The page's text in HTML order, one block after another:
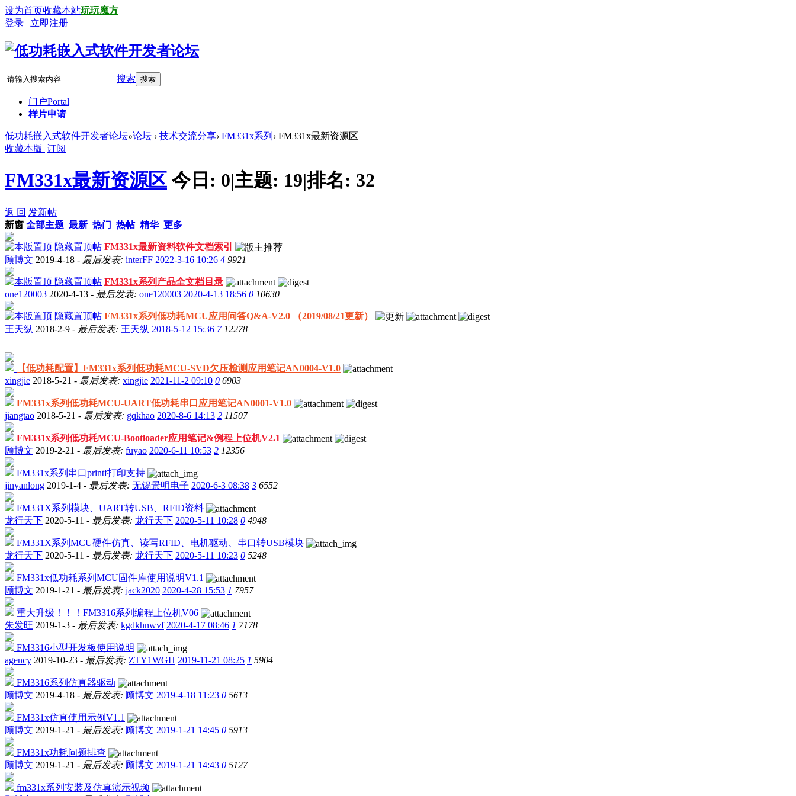
设为首页收藏本站玩玩魔方
登录 | 立即注册
搜索 搜索
门户Portal
样片申请
低功耗嵌入式软件开发者论坛»论坛 › 技术交流分享› FM331x系列 › FM331x最新资源区
收藏本版 |订阅
FM331x最新资源区 今日: 0|主题: 19|排名: 32
返 回 发新帖
新窗 全部主题 最新 热门 热帖 精华 更多
隐藏置顶帖 FM331x最新资料软件文档索引
顾博文 2019-4-18 - 最后发表: interFF 2022-3-16 10:26 4 9921
隐藏置顶帖 FM331x系列产品全文档目录
one120003 2020-4-13 - 最后发表: one120003 2020-4-13 18:56 0 10630
隐藏置顶帖 FM331x系列低功耗MCU应用问答Q&A-V2.0 （2019/08/21更新）
王天纵 2018-2-9 - 最后发表: 王天纵 2018-5-12 15:36 7 12278
【低功耗配置】FM331x系列低功耗MCU-SVD欠压检测应用笔记AN0004-V1.0
xingjie 2018-5-21 - 最后发表: xingjie 2021-11-2 09:10 0 6903
FM331x系列低功耗MCU-UART低功耗串口应用笔记AN0001-V1.0
jiangtao 2018-5-21 - 最后发表: gqkhao 2020-8-6 14:13 2 11507
FM331x系列低功耗MCU-Bootloader应用笔记&例程上位机V2.1
顾博文 2019-2-21 - 最后发表: fuyao 2020-6-11 10:53 2 12356
FM331x系列串口printf打印支持
jinyanlong 2019-1-4 - 最后发表: 无锡景明电子 2020-6-3 08:38 3 6552
FM331X系列模块、UART转USB、RFID资料
龙行天下 2020-5-11 - 最后发表: 龙行天下 2020-5-11 10:28 0 4948
FM331X系列MCU硬件仿真、读写RFID、电机驱动、串口转USB模块
龙行天下 2020-5-11 - 最后发表: 龙行天下 2020-5-11 10:23 0 5248
FM331x低功耗系列MCU固件库使用说明V1.1
顾博文 2019-1-21 - 最后发表: jack2020 2020-4-28 15:53 1 7957
重大升级！！！FM3316系列编程上位机V06
朱发旺 2019-1-3 - 最后发表: kgdkhnwvf 2020-4-17 08:46 1 7178
FM3316小型开发板使用说明
agency 2019-10-23 - 最后发表: ZTY1WGH 2019-11-21 08:25 1 5904
FM3316系列仿真器驱动
顾博文 2019-4-18 - 最后发表: 顾博文 2019-4-18 11:23 0 5613
FM331x仿真使用示例V1.1
顾博文 2019-1-21 - 最后发表: 顾博文 2019-1-21 14:45 0 5913
FM331x功耗问题排查
顾博文 2019-1-21 - 最后发表: 顾博文 2019-1-21 14:43 0 5127
fm331x系列安装及仿真演示视频